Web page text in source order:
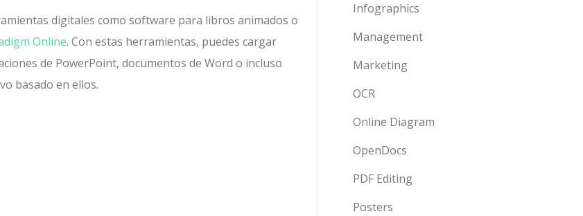
digitales como software para libros animados o
Online. Con estas herramientas, puedes cargar
de PowerPoint, documentos de Word o incluso
basado en ellos.
Infographics
Management
Marketing
OCR
Online Diagram
OpenDocs
PDF Editing
Posters